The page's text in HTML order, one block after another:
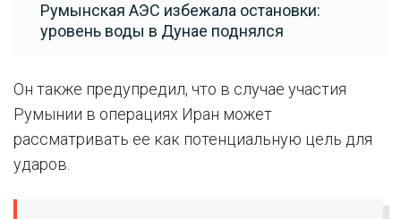
Румынская АЭС избежала остановки:
уровень воды в Дунае поднялся
Он также предупредил, что в случае участия
Румынии в операциях Иран может
рассматривать ее как потенциальную цель для
ударов.